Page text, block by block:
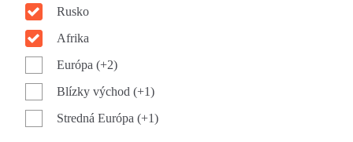
Rusko
Afrika
Európa (+2)
Blízky východ (+1)
Stredná Európa (+1)